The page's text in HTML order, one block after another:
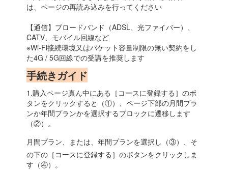
は、ページの再読み込みを行ってください
【通信】ブロードバンド（ADSL、光ファイバー）、
CATV、モバイル回線など
※Wi-Fi接続環境又はパケット容量制限の無い契約をし
た4G / 5G回線での受講を推奨します
手続きガイド
1.購入ページ真ん中にある［コースに登録する］のボ
タンをクリックすると（①）、ページ下部の月間プラ
ンか年間プランかを選択するブロックに遷移します
（②）。
月間プラン、または、年間プランを選択し（③）、そ
の下の［コースに登録する］のボタンをクリックしま
す（④）。